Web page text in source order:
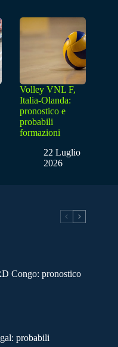
Volley VNL F,
Italia-Olanda:
pronostico e
probabili
formazioni
22 Luglio
2026
Congo: pronostico
probabili